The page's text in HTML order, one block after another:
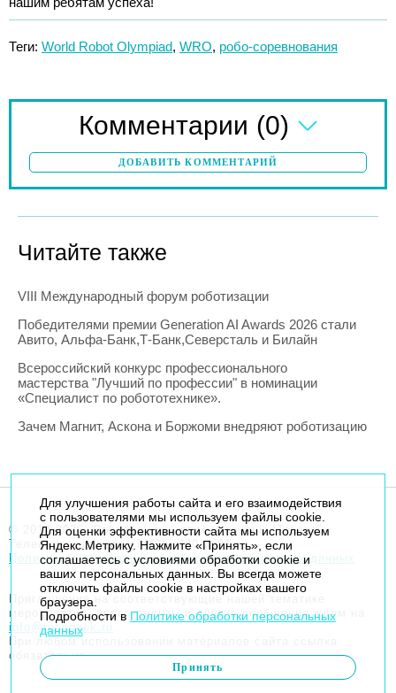
Теги: World Robot Olympiad, WRO, робо-соревнования
Комментарии (0)
ДОБАВИТЬ КОММЕНТАРИЙ
Читайте также
VIII Международный форум роботизации
Победителями премии Generation AI Awards 2026 стали
Авито, Альфа-Банк,Т-Банк,Северсталь и Билайн
Всероссийский конкурс профессионального
мастерства "Лучший по профессии" в номинации
«Специалист по робототехнике».
Зачем Магнит, Аскона и Боржоми внедряют роботизацию
© 2014-2026. Robogeek.ru - проект группы “Текарт”.
Телефон редакции+7(495) 790-7591
Политика в отношении обработки персональных данных
Приглашения на соответствующие нашей тематике
мероприятия, пресс-релизы и другие сообщения ждем на
info@robogeek.ru
При любом использовании материалов сайта ссылка
обязательна.
Для улучшения работы сайта и его взаимодействия
с пользователями мы используем файлы cookie.
Для оценки эффективности сайта мы используем
Яндекс.Метрику. Нажмите «Принять», если
соглашаетесь с условиями обработки cookie и
ваших персональных данных. Вы всегда можете
отключить файлы cookie в настройках вашего
браузера.
Подробности в Политике обработки персональных
данных
Принять